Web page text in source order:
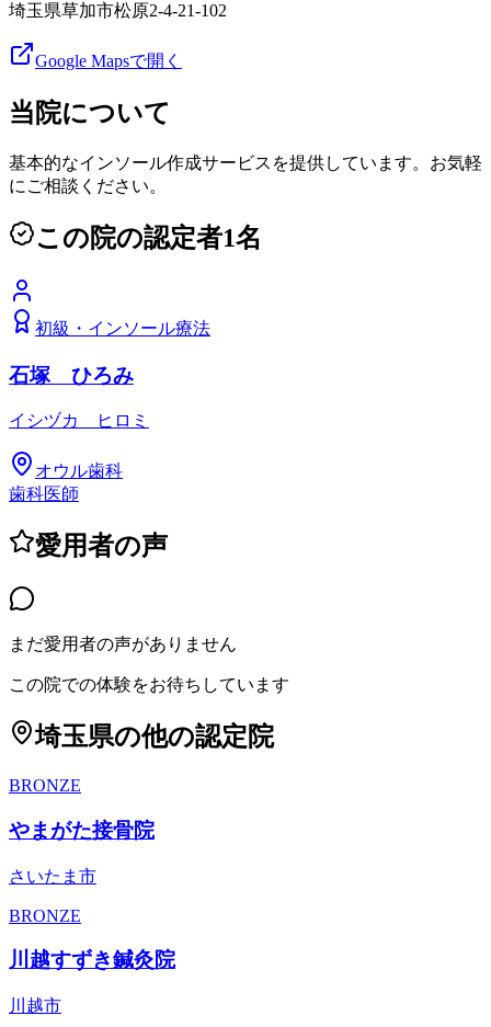
埼玉県草加市松原2-4-21-102
Google Mapsで開く
当院について
基本的なインソール作成サービスを提供しています。お気軽
にご相談ください。
この院の認定者1名
初級 ・ インソール療法
石塚 ひろみ
イシヅカ ヒロミ
オウル歯科
歯科医師
愛用者の声
まだ愛用者の声がありません
この院での体験をお待ちしています
埼玉県の他の認定院
BRONZE
やまがた接骨院
さいたま市
BRONZE
川越すずき鍼灸院
川越市